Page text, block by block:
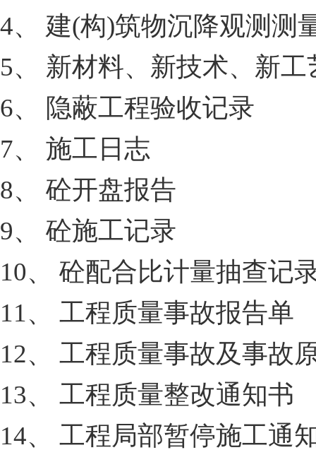
4、 建(构)筑物沉降观测测
5、 新材料、新技术、新
6、 隐蔽工程验收记录
7、 施工日志
8、 砼开盘报告
9、 砼施工记录
10、 砼配合比计量抽查记
11、 工程质量事故报告单
12、 工程质量事故及事故
13、 工程质量整改通知书
14、 工程局部暂停施工通